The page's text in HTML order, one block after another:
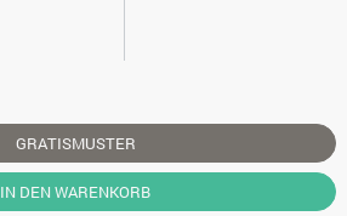
GRATISMUSTER
IN DEN WARENKORB